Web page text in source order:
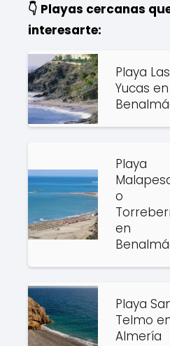
👇 Playas cercanas
interesarte:
Playa Las
Yucas en
Playa
o
en
Playa
Telmo
Almería